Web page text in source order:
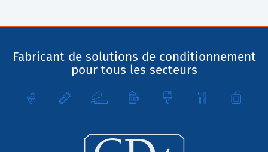
Fabricant de solutions de conditionnement
pour tous les secteurs